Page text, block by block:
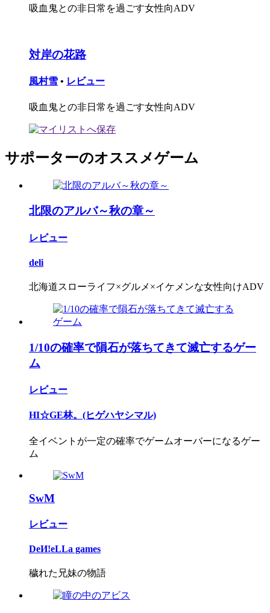
吸血鬼との非日常を過ごす女性向ADV
対岸の花路
風村雪 • レビュー
吸血鬼との非日常を過ごす女性向ADV
サポーターのオススメゲーム
北限のアルバ～秋の章～
レビュー
deli
北海道スローライフ×グルメ×イケメンな女性向けADV
1/10の確率で隕石が落ちてきて滅亡するゲー
ム
レビュー
HI☆GE林。(ヒゲハヤシマル)
全イベントが一定の確率でゲームオーバーになるゲー
ム
SwM
レビュー
DeИ!eLLa games
穢れた兄妹の物語